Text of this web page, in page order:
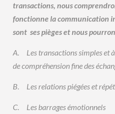
transactions, nous
fonctionne la communication
sont ses pièges et nous
A. Les transactions simples et
de compréhension fine des
B. Les relations piégées et
C. Les barrages émotionnels